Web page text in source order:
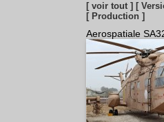
[ voir tout ] [
[ Production ]
Aerospatiale